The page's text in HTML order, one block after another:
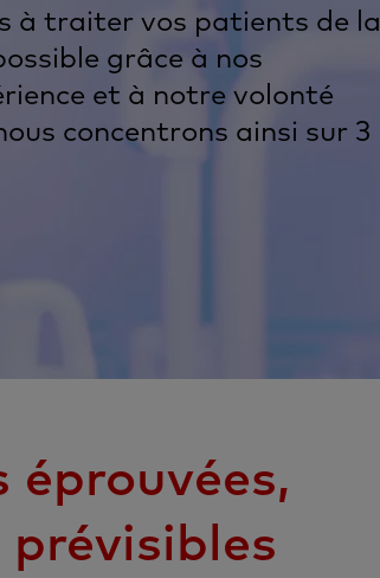
à traiter vos patients de la
grâce à nos
et à notre volonté
concentrons ainsi sur 3